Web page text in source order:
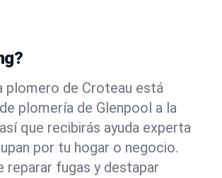
plomero de Croteau está
plomería de Glenpool a la
que recibirás ayuda experta
por tu hogar o negocio.
reparar fugas y destapar